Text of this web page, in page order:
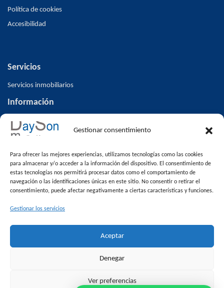
Gestionar consentimiento
Para ofrecer las mejores experiencias, utilizamos tecnologías como las cookies
para almacenar y/o acceder a la información del dispositivo. El consentimiento de
estas tecnologías nos permitirá procesar datos como el comportamiento de
navegación o las identificaciones únicas en este sitio. No consentir o retirar el
consentimiento, puede afectar negativamente a ciertas características y funciones.
Gestionar los servicios
Aceptar
Denegar
Ver preferencias
Política de cookies
Accesibilidad
Servicios
Servicios inmobiliarios
Información
Inicio
Inmuebles
Blog
Contacto
Venta de pisos en Alcalá la Real
Inmuebles
Destacada